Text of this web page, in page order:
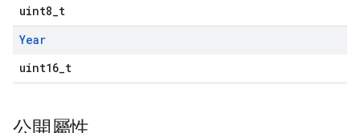
uint8_t
Year
uint16_t
公開屬性